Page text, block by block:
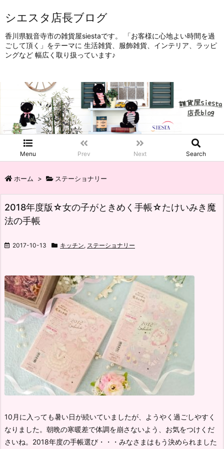
シエスタ店長ブログ
香川県観音寺市の雑貨屋siestaです。 「お客様に心地よい時間を過
ごして頂く」をテーマに 生活雑貨、服飾雑貨、インテリア、ラッピ
ングなど 幅広く取り扱っています♪
Menu Prev Next Search
ホーム > ステーショナリー
2018年度版☆女の子がときめく手帳☆たけいみき魔
法の手帳
2017-10-13 キッチン, ステーショナリー
10月に入っても暑い日が続いていましたが、ようやく過ごしやすく
なりました。朝晩の寒暖差で体調を崩さないよう、お気をつけくだ
さいね。2018年度の手帳選び・・・みなさまはもう決められました